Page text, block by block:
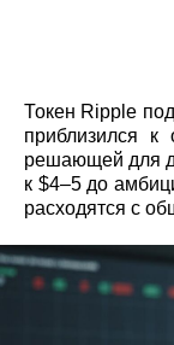
Токен Ripple
приблизился к
решающей для
к $4–5 до
расходятся с